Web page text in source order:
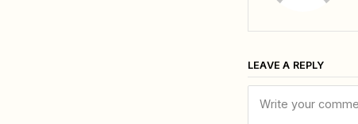
LEAVE A REPLY